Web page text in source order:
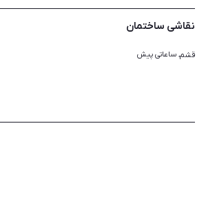
نقاشی ساختمان
قشم، ساعاتی پیش